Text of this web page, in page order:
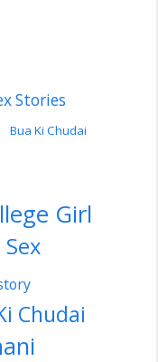
Stories
Bua Ki Chudai
Girl
Chudai